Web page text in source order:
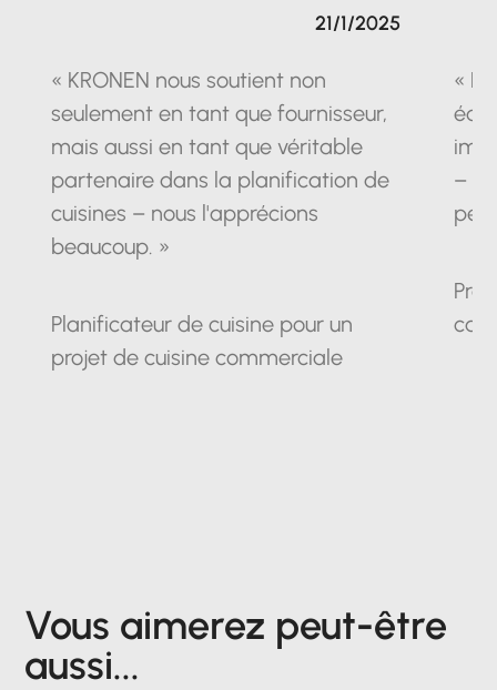
« KRONEN nous soutient non
seulement en tant que fournisseur,
mais aussi en tant que véritable
partenaire dans la planification de
cuisines – nous l'apprécions
beaucoup. »
Planificateur de cuisine pour un
projet de cuisine commerciale
21/1/2025
«
–
Vous aimerez peut-être
aussi...